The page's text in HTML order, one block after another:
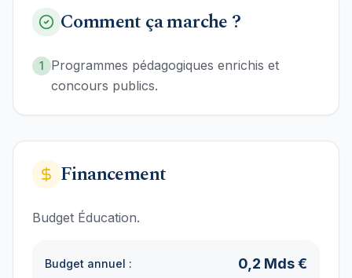
Comment ça marche ?
1
Programmes pédagogiques enrichis et
concours publics.
Financement
Budget Éducation.
Budget annuel : 0,2 Mds €